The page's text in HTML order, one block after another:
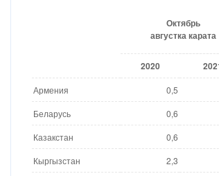
Октябрь
августка карата
2020 202
Армения 0,5
Беларусь
0,6
Казакстан
0,6
Кыргызстан
2,3